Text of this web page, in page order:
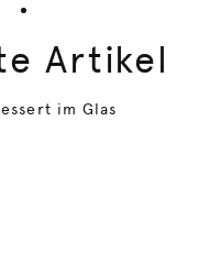
Artikel
im Glas